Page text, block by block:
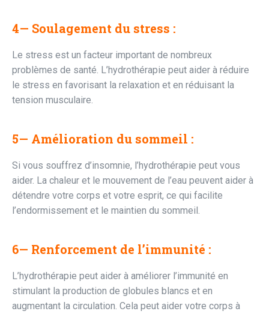
4— Soulagement du stress :
Le stress est un facteur important de nombreux
problèmes de santé. L’hydrothérapie peut aider à réduire
le stress en favorisant la relaxation et en réduisant la
tension musculaire.
5— Amélioration du sommeil :
Si vous souffrez d’insomnie, l’hydrothérapie peut vous
aider. La chaleur et le mouvement de l’eau peuvent aider à
détendre votre corps et votre esprit, ce qui facilite
l’endormissement et le maintien du sommeil.
6— Renforcement de l’immunité :
L’hydrothérapie peut aider à améliorer l’immunité en
stimulant la production de globules blancs et en
augmentant la circulation. Cela peut aider votre corps à